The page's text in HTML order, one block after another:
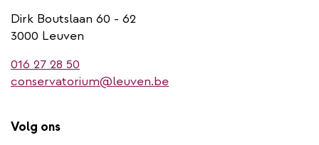
Dirk Boutslaan 60 - 62
3000 Leuven
016 27 28 50
conservatorium@leuven.be
Volg ons